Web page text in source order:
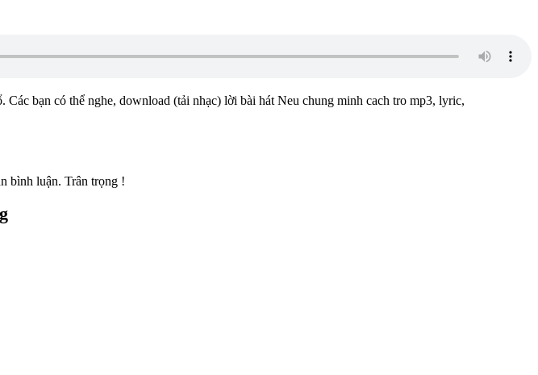
Các bạn có thể nghe, download (tải nhạc) lời bài hát Neu chung minh cach tro mp3, lyric,
bình luận. Trân trọng !